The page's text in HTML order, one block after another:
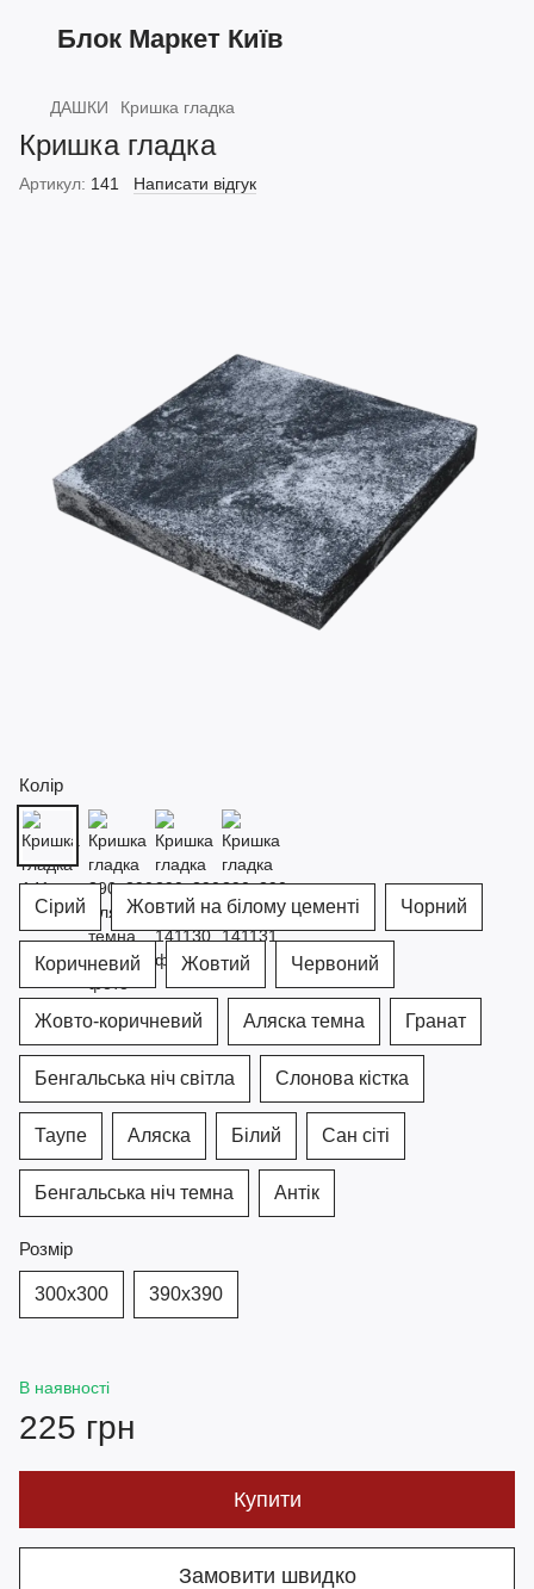
Блок Маркет Київ
ДАШКИ Кришка гладка
Кришка гладка
Артикул: 141 Написати відгук
Колір
Сірий Жовтий на білому цементі Чорний
Коричневий Жовтий Червоний
Жовто-коричневий Аляска темна Гранат
Бенгальська ніч світла Слонова кістка
Таупе Аляска Білий Сан сіті
Бенгальська ніч темна Антік
Розмір
300х300 390х390
В наявності
225 грн
Купити
Замовити швидко